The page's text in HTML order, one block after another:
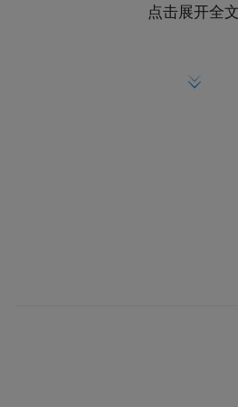
请。操控小型无人机在适
需考取对应等级的民用无
点击展开全文